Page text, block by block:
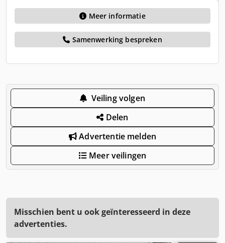
Meer informatie
Samenwerking bespreken
Veiling volgen
Delen
Advertentie melden
Meer veilingen
Misschien bent u ook geïnteresseerd in deze
advertenties.